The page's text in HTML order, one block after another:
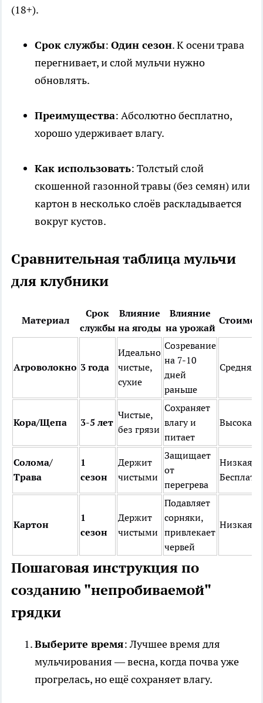
(18+).
Срок службы: Один сезон. К осени трава
перегнивает, и слой мульчи нужно
обновлять.
Преимущества: Абсолютно бесплатно,
хорошо удерживает влагу.
Как использовать: Толстый слой
скошенной газонной травы (без семян) или
картон в несколько слоёв раскладывается
вокруг кустов.
Сравнительная таблица мульчи
для клубники
Материал
Срок
службы
Влияние
на ягоды
Влияние
на урожай
Агроволокно 3 года
Идеально
чистые,
сухие
Созревание
на 7-10
дней
раньше
Средняя
Кора/Щепа 3-5 лет
Чистые,
без грязи
Сохраняет
влагу и
питает
Высокая
Солома/
Трава
1
сезон
Держит
чистыми
Защищает
от
перегрева
Низкая/
Картон
1
сезон
Держит
чистыми
Подавляет
сорняки,
привлекает
червей
Низкая
Пошаговая инструкция по
созданию "непробиваемой"
грядки
Выберите время: Лучшее время для
мульчирования — весна, когда почва уже
прогрелась, но ещё сохраняет влагу.